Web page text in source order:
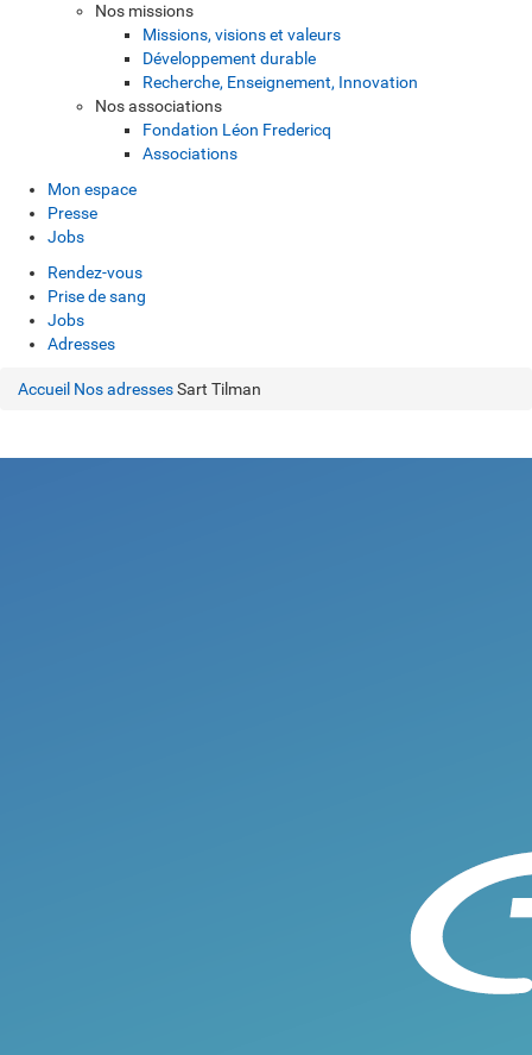
Nos missions
Missions, visions et valeurs
Développement durable
Recherche, Enseignement, Innovation
Nos associations
Fondation Léon Fredericq
Associations
Mon espace
Presse
Jobs
Rendez-vous
Prise de sang
Jobs
Adresses
Accueil Nos adressesSart Tilman